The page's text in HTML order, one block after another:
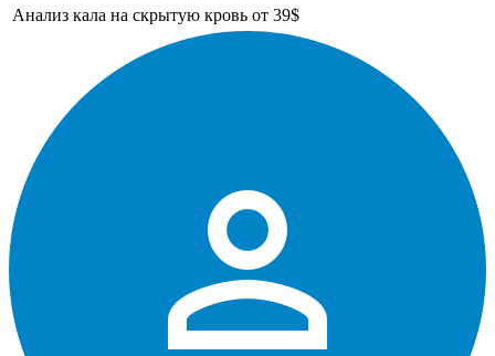
Анализ кала на скрытую кровь от 39$